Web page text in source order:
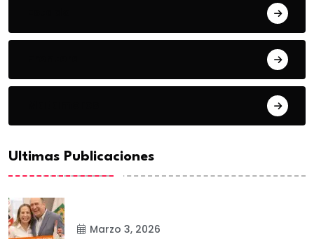
Ultimas Publicaciones
Marzo 3, 2026